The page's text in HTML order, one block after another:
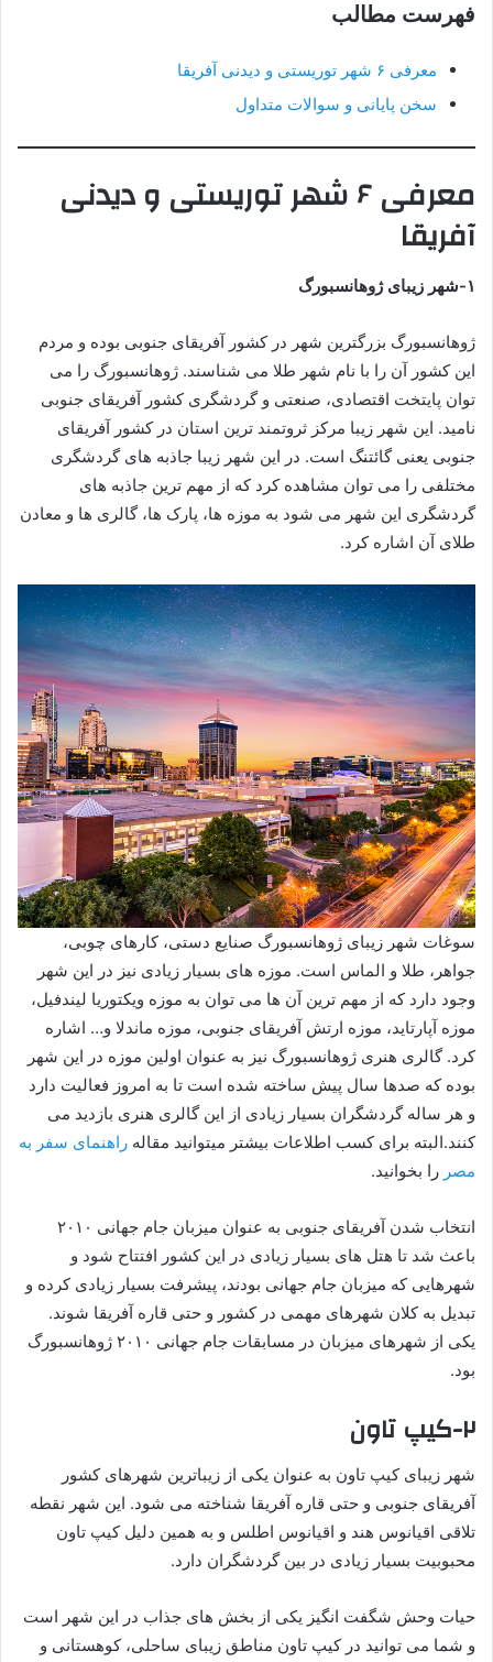
فهرست مطالب
معرفی ۶ شهر توریستی و دیدنی آفریقا
سخن پایانی و سوالات متداول
معرفی ۶ شهر توریستی و دیدنی
آفریقا
۱-شهر زیبای ژوهانسبورگ
ژوهانسبورگ بزرگترین شهر در کشور آفریقای جنوبی بوده و مردم
این کشور آن را با نام شهر طلا می شناسند. ژوهانسبورگ را می
توان پایتخت اقتصادی، صنعتی و گردشگری کشور آفریقای جنوبی
نامید. این شهر زیبا مرکز ثروتمند ترین استان در کشور آفریقای
جنوبی یعنی گائتنگ است. در این شهر زیبا جاذبه های گردشگری
مختلفی را می توان مشاهده کرد که از مهم ترین جاذبه های
گردشگری این شهر می شود به موزه ها، پارک ها، گالری ها و معادن
طلای آن اشاره کرد.
سوغات شهر زیبای ژوهانسبورگ صنایع دستی، کارهای چوبی،
جواهر، طلا و الماس است. موزه های بسیار زیادی نیز در این شهر
وجود دارد که از مهم ترین آن ها می توان به موزه ویکتوریا لیندفیل،
موزه آپارتاید، موزه ارتش آفریقای جنوبی، موزه ماندلا و… اشاره
کرد. گالری هنری ژوهانسبورگ نیز به عنوان اولین موزه در این شهر
بوده که صدها سال پیش ساخته شده است تا به امروز فعالیت دارد
و هر ساله گردشگران بسیار زیادی از این گالری هنری بازدید می
کنند.البته برای کسب اطلاعات بیشتر میتوانید مقاله راهنمای سفر به
مصر را بخوانید.
انتخاب شدن آفریقای جنوبی به عنوان میزبان جام جهانی ۲۰۱۰
باعث شد تا هتل های بسیار زیادی در این کشور افتتاح شود و
شهرهایی که میزبان جام جهانی بودند، پیشرفت بسیار زیادی کرده و
تبدیل به کلان شهرهای مهمی در کشور و حتی قاره آفریقا شوند.
یکی از شهرهای میزبان در مسابقات جام جهانی ۲۰۱۰ ژوهانسبورگ
بود.
۲-کیپ تاون
شهر زیبای کیپ تاون به عنوان یکی از زیباترین شهرهای کشور
آفریقای جنوبی و حتی قاره آفریقا شناخته می شود. این شهر نقطه
تلاقی اقیانوس هند و اقیانوس اطلس و به همین دلیل کیپ تاون
محبوبیت بسیار زیادی در بین گردشگران دارد.
حیات وحش شگفت انگیز یکی از بخش های جذاب در این شهر است
و شما می توانید در کیپ تاون مناطق زیبای ساحلی، کوهستانی و